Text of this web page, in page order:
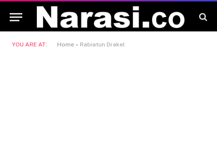
YOU ARE AT: Home » Rabiatun Drakel